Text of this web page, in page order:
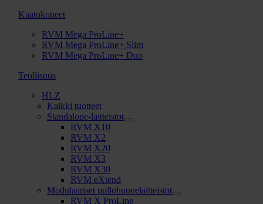
Kaatokoneet
RVM Mega ProLine+
RVM Mega ProLine+ Slim
RVM Mega ProLine+ Duo
Teollisuus
HLZ
Kaikki tuotteet
Standalone-laitteistot
RVM X10
RVM X2
RVM X20
RVM X3
RVM X30
RVM eXtend
Modulaariset pullohuonelaitteistot
RVM X ProLine